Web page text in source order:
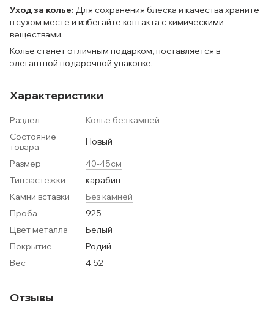
Уход за колье: Для сохранения блеска и качества храните
в сухом месте и избегайте контакта с химическими
веществами.
Колье станет отличным подарком, поставляется в
элегантной подарочной упаковке.
Характеристики
Раздел
Колье без камней
Состояние
товара
Новый
Размер
40-45см
Тип застежки
карабин
Камни вставки
Без камней
Проба
925
Цвет металла
Белый
Покрытие
Родий
Вес
4.52
Отзывы